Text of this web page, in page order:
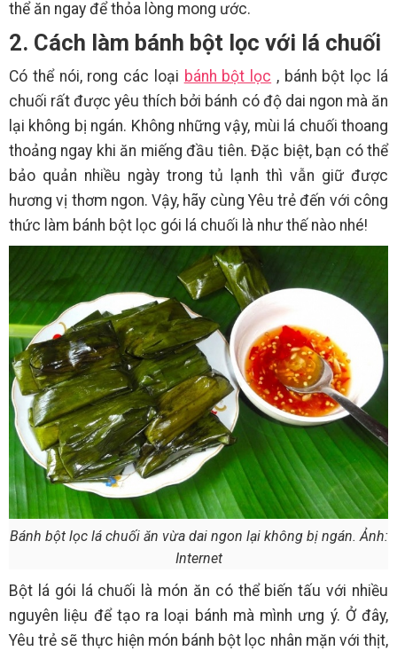
thể ăn ngay để thỏa lòng mong ước.
2. Cách làm bánh bột lọc với lá chuối
Có thể nói, rong các loại bánh bột lọc , bánh bột lọc lá
chuối rất được yêu thích bởi bánh có độ dai ngon mà ăn
lại không bị ngán. Không những vậy, mùi lá chuối thoang
thoảng ngay khi ăn miếng đầu tiên. Đặc biệt, bạn có thể
bảo quản nhiều ngày trong tủ lạnh thì vẫn giữ được
hương vị thơm ngon. Vậy, hãy cùng Yêu trẻ đến với công
thức làm bánh bột lọc gói lá chuối là như thế nào nhé!
Bánh bột lọc lá chuối ăn vừa dai ngon lại không bị ngán. Ảnh:
Internet
Bột lá gói lá chuối là món ăn có thể biến tấu với nhiều
nguyên liệu để tạo ra loại bánh mà mình ưng ý. Ở đây,
Yêu trẻ sẽ thực hiện món bánh bột lọc nhân mặn với thịt,